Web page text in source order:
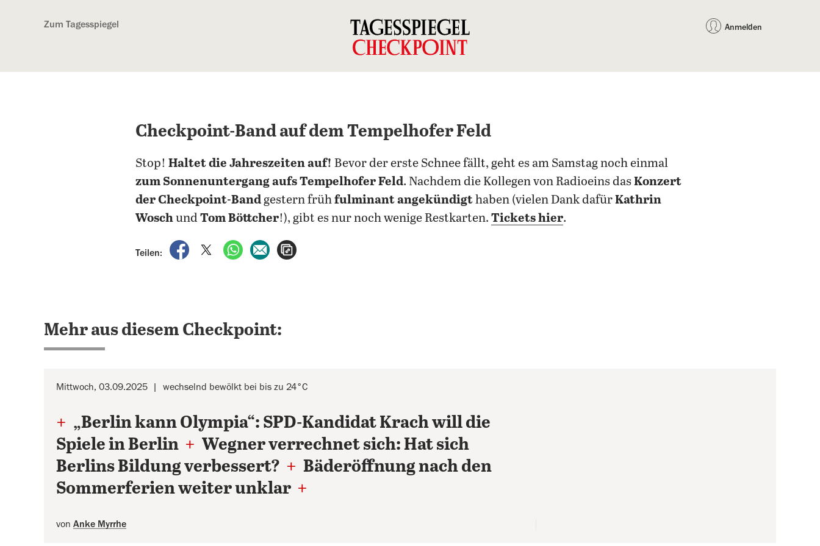
Zum Tagesspiegel Anmelden
Checkpoint-Band auf dem Tempelhofer Feld
Stop! Haltet die Jahreszeiten auf! Bevor der erste Schnee fällt, geht es am Samstag noch einmal
zum Sonnenuntergang aufs Tempelhofer Feld. Nachdem die Kollegen von Radioeins dasKonzert
der Checkpoint-Band gestern frühfulminant angekündigthaben (vielen Dank dafürKathrin
WoschundTom Böttcher!), gibt es nur noch wenige Restkarten. Tickets hier.
Teilen:
auf Facebook teilen
auf X teilenper WhatsApp teilen
per E-Mail teilen
Mehr aus diesem Checkpoint:
Mittwoch, 03.09.2025 wechselnd bewölkt bei bis zu 24°C
+ „Berlin kann Olympia“: SPD-Kandidat Krach will die
Spiele in Berlin + Wegner verrechnet sich: Hat sich
Berlins Bildung verbessert? + Bäderöffnung nach den
Sommerferien weiter unklar +
von Anke Myrrhe